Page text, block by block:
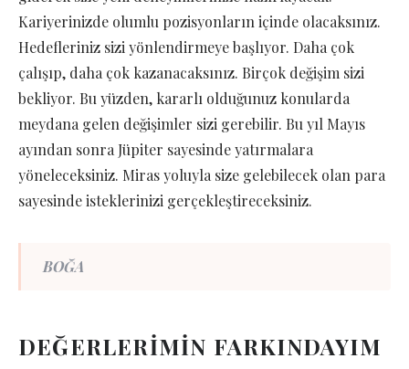
Kariyerinizde olumlu pozisyonların içinde olacaksınız.
Hedefleriniz sizi yönlendirmeye başlıyor. Daha çok
çalışıp, daha çok kazanacaksınız. Birçok değişim sizi
bekliyor. Bu yüzden, kararlı olduğunuz konularda
meydana gelen değişimler sizi gerebilir. Bu yıl Mayıs
ayından sonra Jüpiter sayesinde yatırmalara
yöneleceksiniz. Miras yoluyla size gelebilecek olan para
sayesinde isteklerinizi gerçekleştireceksiniz.
BOĞA
DEĞERLERİMİN FARKINDAYIM